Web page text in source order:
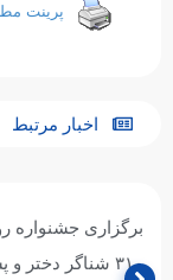
پرینت
اخبار مرتبط
برگزاری جشنواره
۳۱۰ شناگر دختر و پسر